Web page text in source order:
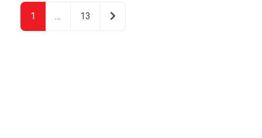
1 … 13 Articoli meno recenti